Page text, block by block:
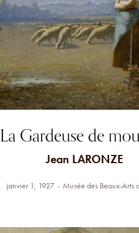
La Gardeuse de
Jean LARONZE
janvier 1, 1927 Musée des Beaux-Arts